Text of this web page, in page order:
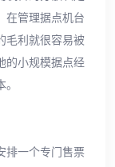
在管理据点机台
毛利就很容易被
的小规模据点经
排一个专门售票